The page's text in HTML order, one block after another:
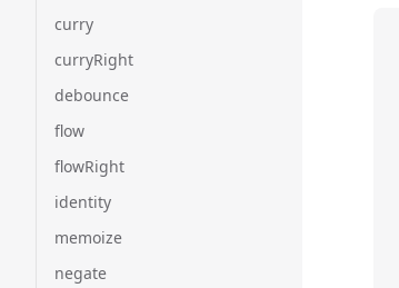
curry
curryRight
debounce
flow
flowRight
identity
memoize
negate